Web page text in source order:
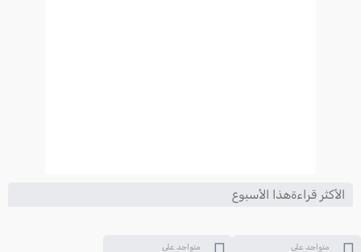
الأكثر قراءةهذا الأسبوع
متواجد على متواجد على